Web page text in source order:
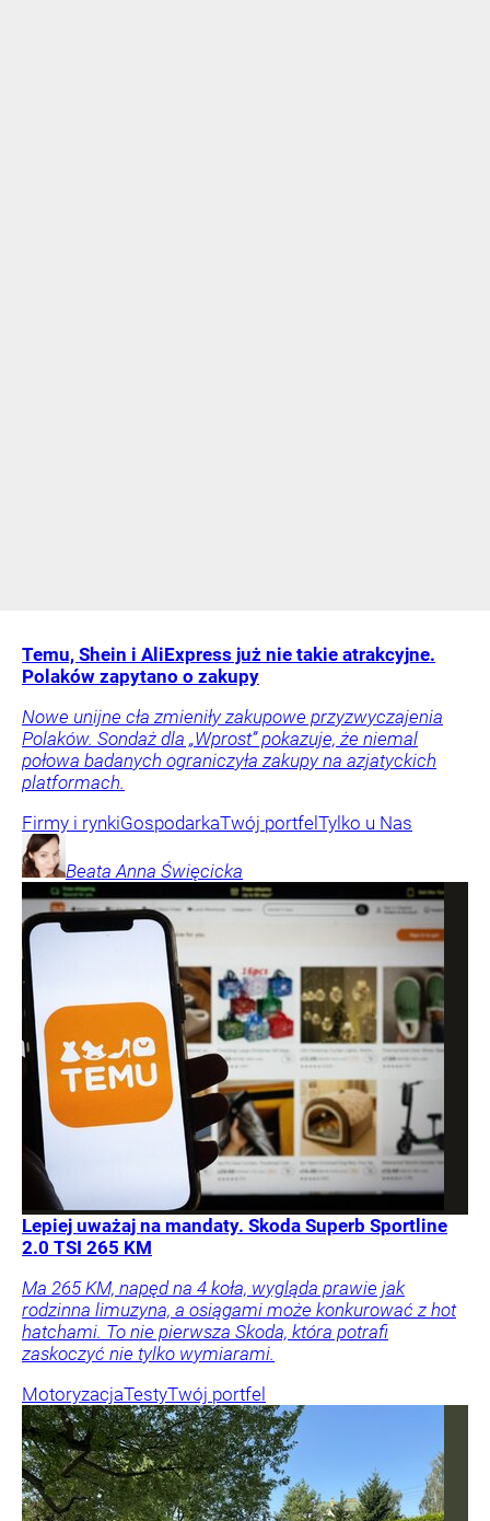
Temu, Shein i AliExpress już nie takie atrakcyjne.
Polaków zapytano o zakupy
Nowe unijne cła zmieniły zakupowe przyzwyczajenia
Polaków. Sondaż dla „Wprost” pokazuje, że niemal
połowa badanych ograniczyła zakupy na azjatyckich
platformach.
Firmy i rynkiGospodarkaTwój portfel Tylko u Nas
Beata Anna Święcicka
Lepiej uważaj na mandaty. Skoda Superb Sportline
2.0 TSI 265 KM
Ma 265 KM, napęd na 4 koła, wygląda prawie jak
rodzinna limuzyna, a osiągami może konkurować z hot
hatchami. To nie pierwsza Skoda, która potrafi
zaskoczyć nie tylko wymiarami.
MotoryzacjaTestyTwój portfel